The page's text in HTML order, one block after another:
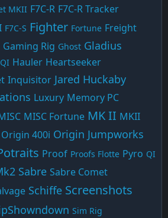
MKII F7C-R F7C-R Tracker
F7C-S Fighter Fortune Freight
Gaming Rig Ghost Gladius
Hauler Heartseeker
Inquisitor Jared Huckaby
Luxury Memory PC
MISC Fortune MK II MKII
Origin 400i Origin Jumpworks
Proof Proofs Flotte Pyro QI
Sabre Sabre Comet
Schiffe Screenshots
Sim Rig